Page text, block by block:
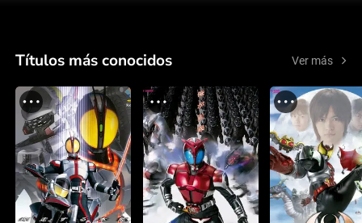
Títulos más conocidos Ver más